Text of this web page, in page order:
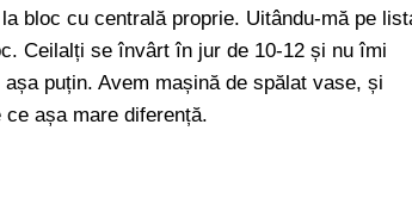
bloc cu centrală proprie. Uitându-mă pe
Ceilalți se învârt în jur de 10-12 și nu îmi
puțin. Avem mașină de spălat vase, și
așa mare diferență.